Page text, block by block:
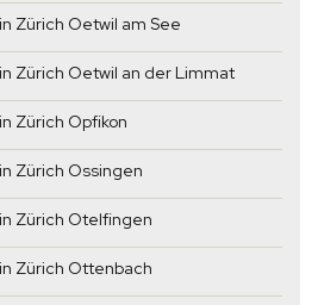
Zürich Oetwil am See
Zürich Oetwil an der Limmat
Zürich Opfikon
Zürich Ossingen
Zürich Otelfingen
Zürich Ottenbach